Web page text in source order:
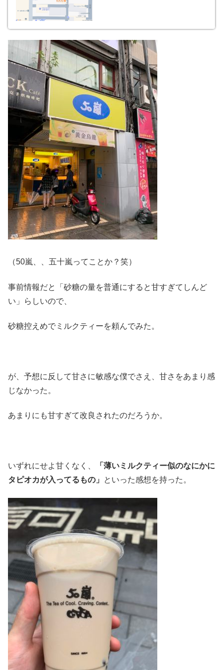
（50嵐、、五十嵐ってことか？笑）
事前情報だと「砂糖の量を普通にすると甘すぎてしんど
い」らしいので、
砂糖控えめでミルクティーを頼んでみた。
が、予想に反して甘さに敏感な僕でさえ、甘さをあまり感
じなかった。
あまりにも甘すぎて改良されたのだろうか。
いずれにせよ甘くなく、
「薄いミルクティー似のなにかに
タピオカが入ってるもの」
といった感想を持った。